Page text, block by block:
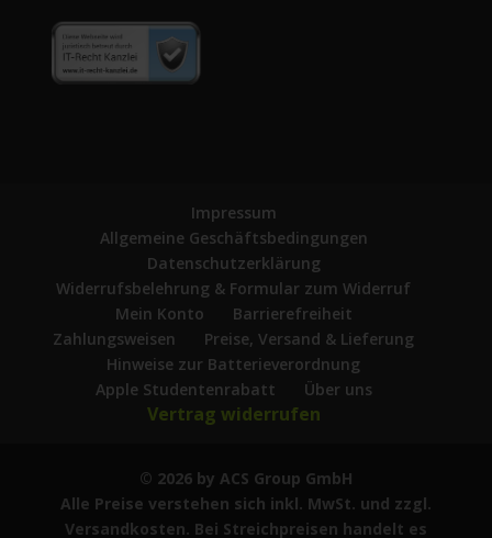
Impressum
Allgemeine Geschäftsbedingungen
Datenschutzerklärung
Widerrufsbelehrung & Formular zum Widerruf
Mein Konto
Barrierefreiheit
Zahlungsweisen
Preise, Versand & Lieferung
Hinweise zur Batterieverordnung
Apple Studentenrabatt
Über uns
Vertrag widerrufen
© 2026 by ACS Group GmbH
Alle Preise verstehen sich inkl. MwSt. und zzgl.
Versandkosten. Bei Streichpreisen handelt es